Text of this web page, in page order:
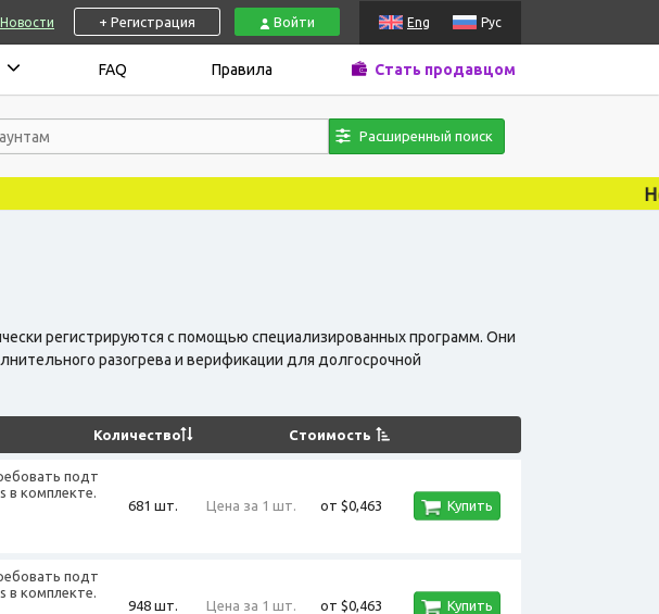
Новости + Регистрация Войти Eng Рус
FAQ Правила Стать продавцом
Расширенный поиск
Новости, акции,
регистрируются с помощью специализированных программ. Они
разогрева и верификации для долгосрочной
Количество Стоимость
подт
в комплекте.
681 шт. Цена за 1 шт. от $0,463 Купить
подт
в комплекте.
948 шт. Цена за 1 шт. от $0,463 Купить